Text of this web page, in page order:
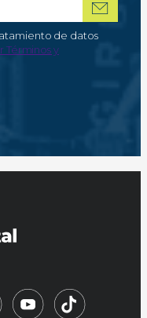
personalesde datos
obligatorio
Términos y